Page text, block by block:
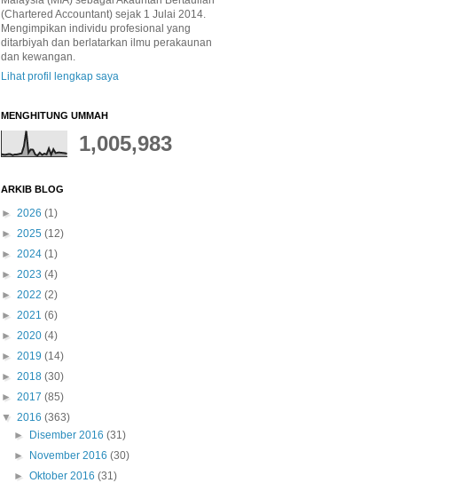
(Chartered Accountant) sejak 1 Julai 2014.
Mengimpikan individu profesional yang
ditarbiyah dan berlatarkan ilmu perakaunan
dan kewangan.
Lihat profil lengkap saya
MENGHITUNG UMMAH
1,005,983
ARKIB BLOG
► 2026 (1)
► 2025 (12)
► 2024 (1)
► 2023 (4)
► 2022 (2)
► 2021 (6)
► 2020 (4)
► 2019 (14)
► 2018 (30)
► 2017 (85)
▼ 2016 (363)
►
Disember 2016(31)
►
November 2016(30)
►Oktober 2016(31)